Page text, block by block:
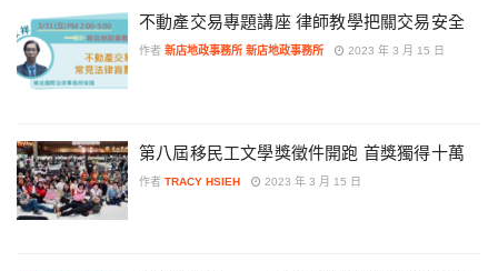
不動產交易專題講座 律師教學把關交易安全
作者 新店地政事務所 新店地政事務所 2023 年 3 月 15 日
第八屆移民工文學獎徵件開跑 首獎獨得十萬
作者 TRACY HSIEH 2023 年 3 月 15 日